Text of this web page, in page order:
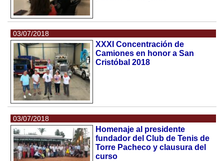
03/07/2018
XXXI Concentración de
Camiones en honor a San
Cristóbal 2018
03/07/2018
Homenaje al presidente
fundador del Club de Tenis de
Torre Pacheco y clausura del
curso